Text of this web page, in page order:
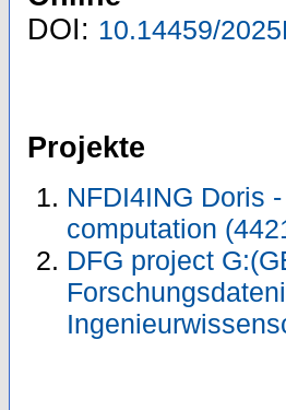
DOI: 10.14459/
Projekte
NFDI4ING Doris
computation
DFG project